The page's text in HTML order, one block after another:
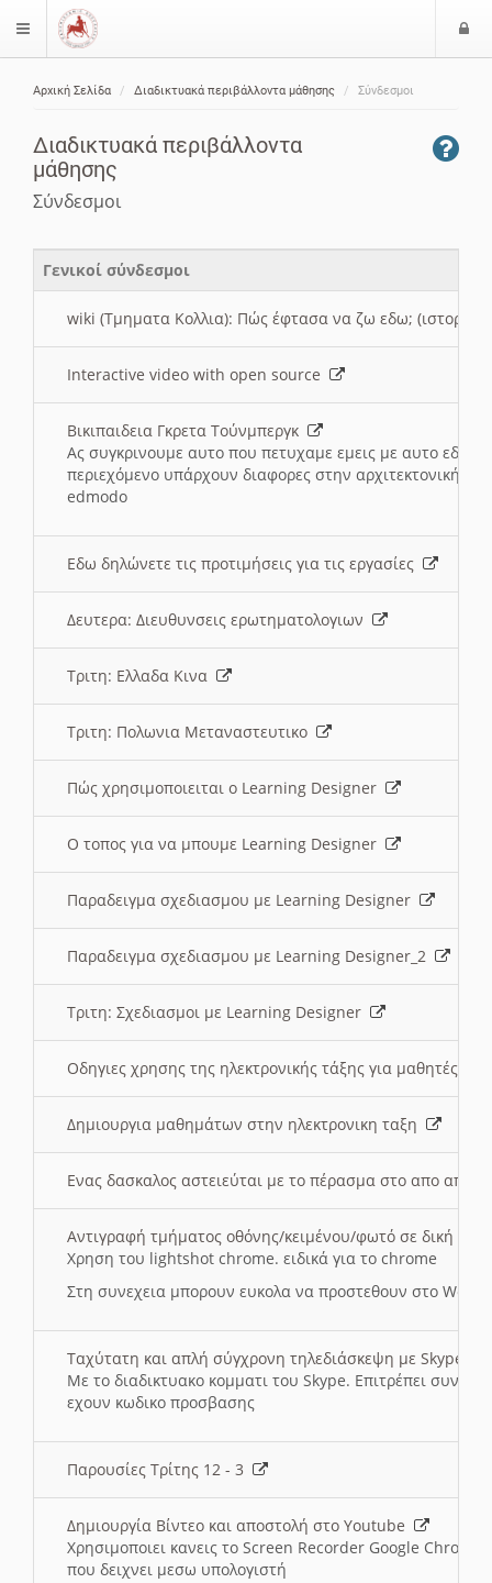
$langMenu
Αρχική Σελίδα Διαδικτυακά περιβάλλοντα μάθησης Σύνδεσμοι
Διαδικτυακά περιβάλλοντα
μάθησης
Σύνδεσμοι
Γενικοί σύνδεσμοι
wiki (Τμηματα Κολλια): Πώς έφτασα να ζω εδω; (ιστορια)
Interactive video with open source
Βικιπαιδεια Γκρετα Τούνμπεργκ
Ας συγκρινουμε αυτο που πετυχαμε εμεις με αυτο εδω
περιεχόμενο υπάρχουν διαφορες στην αρχιτεκτονική
edmodo
Εδω δηλώνετε τις προτιμήσεις για τις εργασίες
Δευτερα: Διευθυνσεις ερωτηματολογιων
Τριτη: Ελλαδα Κινα
Τριτη: Πολωνια Μεταναστευτικο
Πώς χρησιμοποιειται ο Learning Designer
O τοπος για να μπουμε Learning Designer
Παραδειγμα σχεδιασμου με Learning Designer
Παραδειγμα σχεδιασμου με Learning Designer_2
Τριτη: Σχεδιασμοι με Learning Designer
Οδηγιες χρησης της ηλεκτρονικής τάξης για μαθητές
Δημιουργια μαθημάτων στην ηλεκτρονικη ταξη
Ενας δασκαλος αστειεύται με το πέρασμα στο απο
Αντιγραφή τμήματος οθόνης/κειμένου/φωτό σε δική
Χρηση του lightshot chrome. ειδικά για το chrome
Στη συνεχεια μπορουν ευκολα να προστεθουν στο Word
Ταχύτατη και απλή σύγχρονη τηλεδιάσκεψη με Skype
Με το διαδικτυακο κομματι του Skype. Επιτρέπει
εχουν κωδικο προσβασης
Παρουσίες Τρίτης 12 - 3
Δημιουργία Βίντεο και αποστολή στο Youtube
Χρησιμοποιει κανεις το Screen Recorder Google Chrome
που δειχνει μεσω υπολογιστή